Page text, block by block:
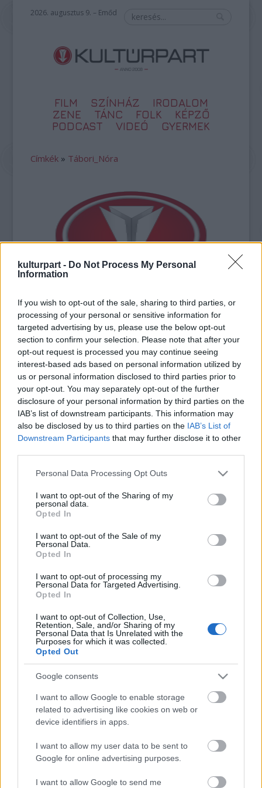
kulturpart - Do Not Process My Personal
Information
If you wish to opt-out of the sale, sharing to third parties, or
processing of your personal or sensitive information for
targeted advertising by us, please use the below opt-out
section to confirm your selection. Please note that after your
opt-out request is processed you may continue seeing
interest-based ads based on personal information utilized by
us or personal information disclosed to third parties prior to
your opt-out. You may separately opt-out of the further
disclosure of your personal information by third parties on the
IAB’s list of downstream participants. This information may
also be disclosed by us to third parties on the IAB’s List of
Downstream Participants that may further disclose it to other
Please note that this website/app uses one or more Google
not limited to your visit or usage behaviour. You may click to
grant or deny consent to Google and its third-party tags to
use your data for below specified purposes in below Google
consent section.
Personal Data Processing Opt Outs
I want to opt-out of the Sharing of my
personal data.
Opted In
I want to opt-out of the Sale of my
Personal Data.
Opted In
I want to opt-out of processing my
Personal Data for Targeted Advertising.
Opted In
I want to opt-out of Collection, Use,
Retention, Sale, and/or Sharing of my
Personal Data that Is Unrelated with the
Purposes for which it was collected.
Opted Out
Google consents
I want to allow Google to enable storage
related to advertising like cookies on web or
device identifiers in apps.
I want to allow my user data to be sent to
Google for online advertising purposes.
I want to allow Google to send me
2026. augusztus 9. – Emőd
FILM SZÍNHÁZ
IRODALOM
ZENE
TÁNC FOLK
KÉPZŐ
PODCAST
VIDEÓ GYERMEK
Címkék » Tábori_Nóra
Emléktáblát avattak Tábori Nóra egykori
lakhelyén
2008. 06. 17.|Kultúrpart
Tábori Nórára emlékezve avatott emléktáblát a Vígszínház
és a II. kerületi önkormányzat, a Kossuth-díjas színésznő
Házmán utca 7. szám alatti egykori lakóházának bejáratánál
hétfőn. A Vígszínház 2005-ben elhunyt, legendás
művésznője június 15-én lett volna 80 éves.
tovább
Tovább a Facebook-ra
Top 10: ezek a legjobb szerelmes filmek
Meztelenség és anatómia
A forradalom egy holland fotós szemével
Meztelen fővárosiak
Készülőben a nagy meztelen album
Nézd meg a 48-as szabadságharc hőseiről készült
fotókat!